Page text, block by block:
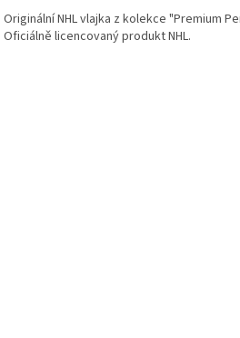
Originální NHL vlajka z kolekce "Premium
Oficiálně licencovaný produkt NHL.